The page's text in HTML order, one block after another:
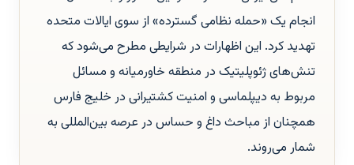
انجام یک «حمله نظامی گسترده» از سوی ایالات متحده
تهدید کرد. این اظهارات در شرایطی مطرح می‌شود که
تنش‌های ژئوپلیتیک در منطقه خاورمیانه و مسائل
مربوط به دیپلماسی و امنیت کشتیرانی در خلیج فارس
همچنان از مباحث داغ و حساس در عرصه بین‌المللی به
شمار می‌روند.